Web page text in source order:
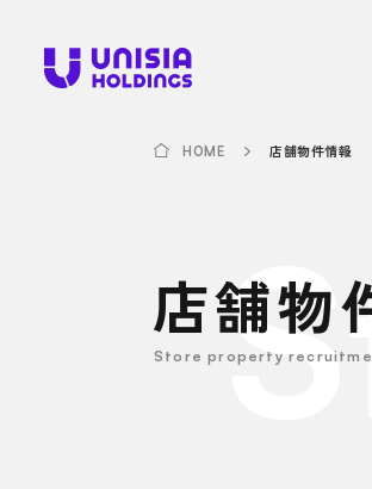
HOME 店舗物件情報
店舗物
Store property